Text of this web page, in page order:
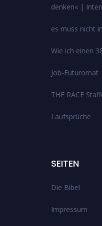
denken« |
es muss nicht
Wie ich einen
Job-Futuromat
THE RACE
Laufsprüche
SEITEN
Die Bibel
Impressum